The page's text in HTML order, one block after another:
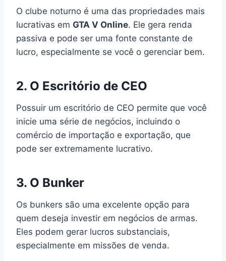
O clube noturno é uma das propriedades mais
lucrativas em GTA V Online. Ele gera renda
passiva e pode ser uma fonte constante de
lucro, especialmente se você o gerenciar bem.
2. O Escritório de CEO
Possuir um escritório de CEO permite que você
inicie uma série de negócios, incluindo o
comércio de importação e exportação, que
pode ser extremamente lucrativo.
3. O Bunker
Os bunkers são uma excelente opção para
quem deseja investir em negócios de armas.
Eles podem gerar lucros substanciais,
especialmente em missões de venda.